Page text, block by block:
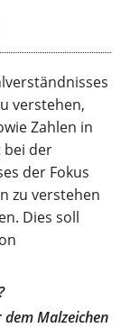
verstehen,
Zahlen in
bei der
der Fokus
zu verstehen
Dies soll
Malzeichen